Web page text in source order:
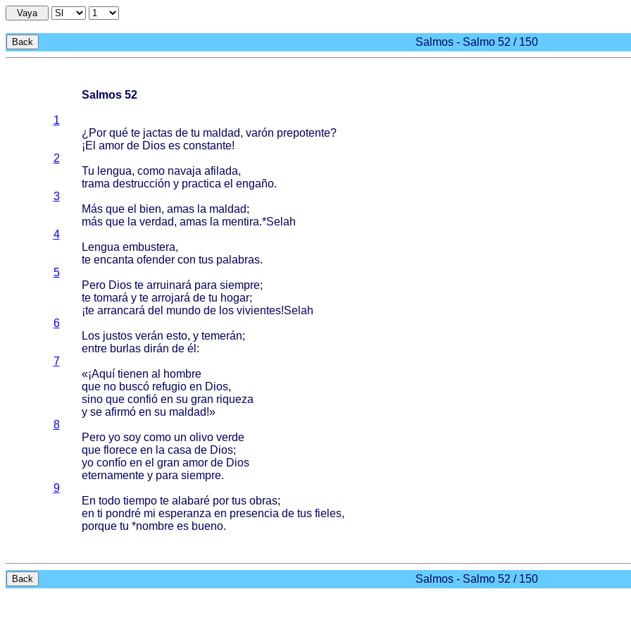
Vaya
Back Salmos - Salmo 52 / 150
Salmos 52
1
¿Por quéte jactasde tu maldad, varón prepotente?
¡El amorde Dioses constante!
2
Tu lengua, como navaja afilada,
trama destrucción y practica el engaño.
3
Másque el bien, amasla maldad;
másque la verdad, amasla mentira.*Selah
4
Lengua embustera,
te encanta ofendercon tus palabras.
5
Pero Dioste arruinará para siempre;
te tomará y te arrojará de tu hogar;
¡te arrancará del mundode los vivientes!Selah
6
Los justos verán esto, y temerán;
entre burlas dirán de él:
7
«¡Aquí tienen al
hombre
que no buscó refugioen Dios,
sinoque confióen su gran riqueza
y se afirmóen su maldad!»
8
Peroyo soy comoun olivo verde
que floreceen la casa de Dios;
yo confíoen el gran amorde Dios
eternamentey para siempre.
9
En todo tiempote alabarépor tus obras;
en ti pondrémi esperanza en presencia de tus fieles,
porquetu *nombrees bueno.
Back Salmos - Salmo 52 / 150